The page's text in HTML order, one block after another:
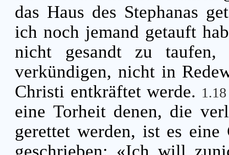
das Haus des Stephanas
ich noch jemand getauft
nicht gesandt zu taufen,
verkündigen, nicht in
Christi entkräftet werde.
eine Torheit denen, die
gerettet werden, ist es